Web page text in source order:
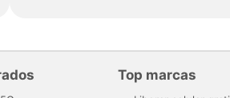
Top marcas